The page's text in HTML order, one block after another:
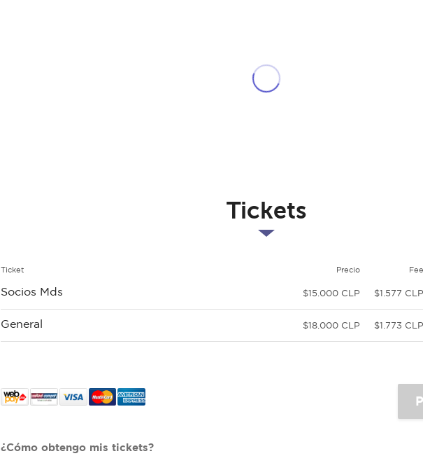
Tickets
Ticket Precio Fee
Socios Mds $15.000 CLP $1.577 CLP
General $18.000 CLP $1.773 CLP
¿Cómo obtengo mis tickets?